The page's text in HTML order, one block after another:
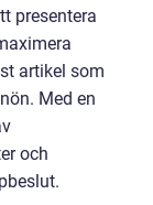
presentera
artikel som
Med en
och